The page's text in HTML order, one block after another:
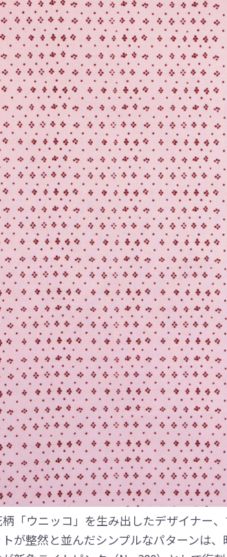
「ウニッコ」を生み出したデザイナー
トが整然と並んだシンプルなパターンは